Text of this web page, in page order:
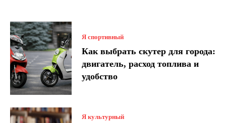
Я спортивный
Как выбрать скутер для города:
двигатель, расход топлива и
удобство
Я культурный